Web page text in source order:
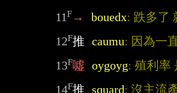
11F → bouedx: 跌多了
12F推 caumu: 因為一
13F噓 oygoyg: 殖利率
14F推 squard: 沒主流